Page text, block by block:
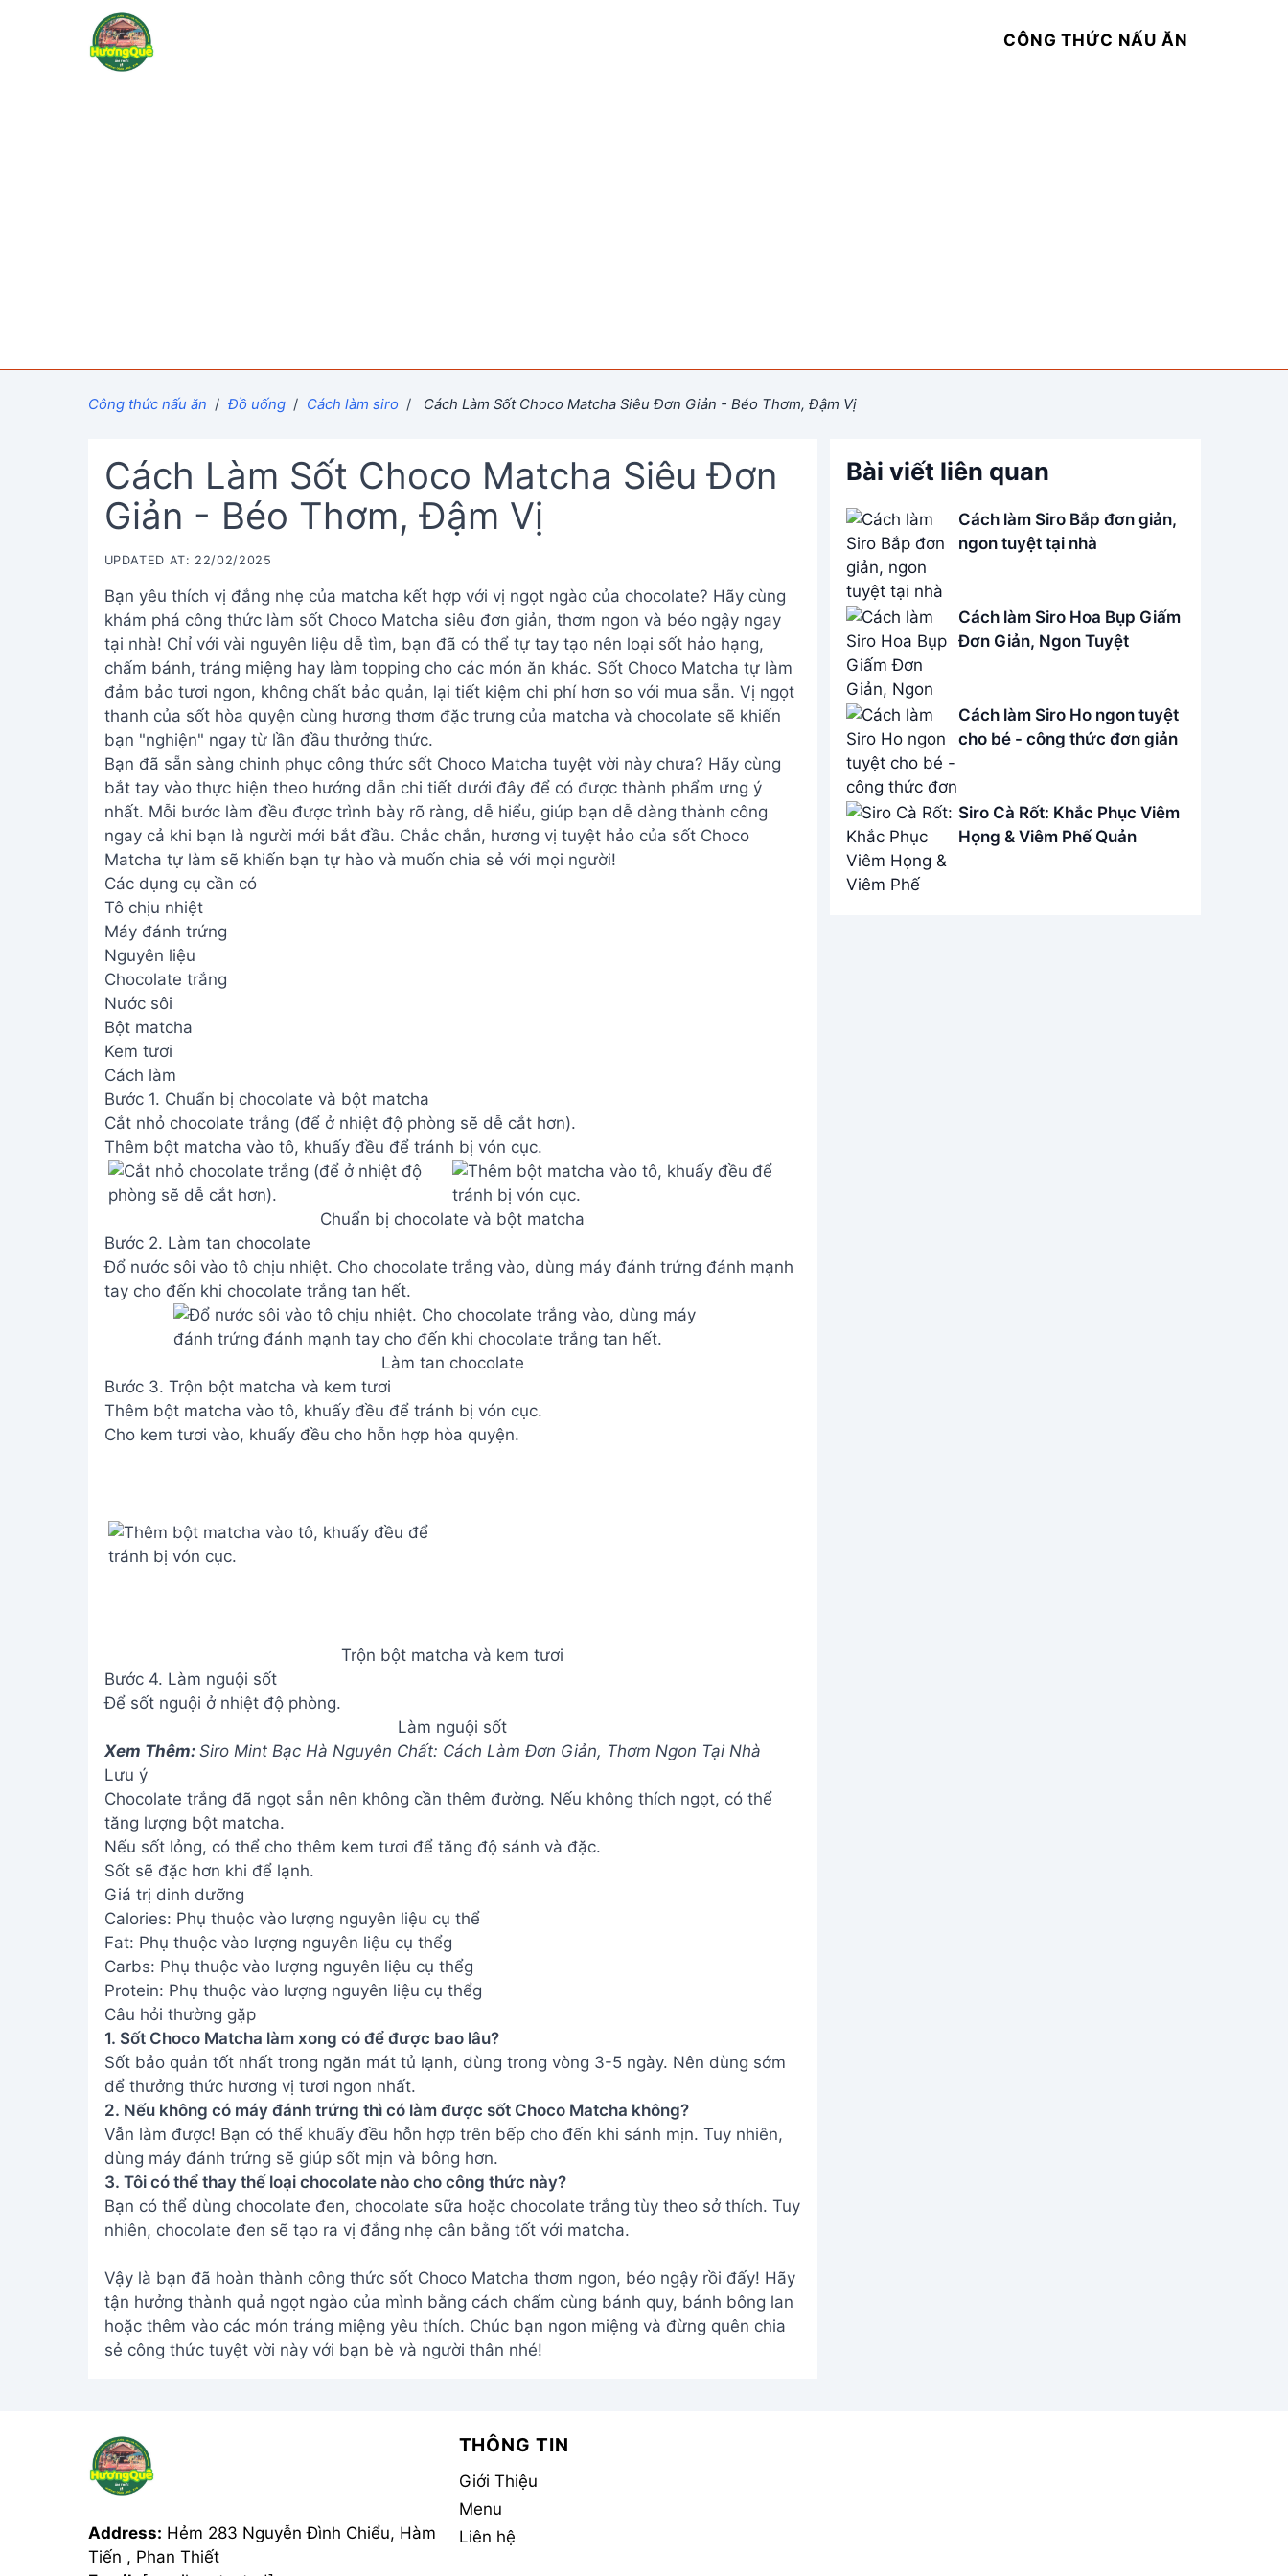
CÔNG THỨC NẤU ĂN
Công thức nấu ăn / Đồ uống / Cách làm siro / Cách Làm Sốt Choco Matcha Siêu Đơn Giản - Béo Thơm, Đậm Vị
Cách Làm Sốt Choco Matcha Siêu Đơn
Giản - Béo Thơm, Đậm Vị
UPDATED AT: 22/02/2025
Bạn yêu thích vị đắng nhẹ của matcha kết hợp với vị ngọt ngào của chocolate? Hãy cùng
khám phá công thức làm sốt Choco Matcha siêu đơn giản, thơm ngon và béo ngậy ngay
tại nhà! Chỉ với vài nguyên liệu dễ tìm, bạn đã có thể tự tay tạo nên loại sốt hảo hạng,
chấm bánh, tráng miệng hay làm topping cho các món ăn khác. Sốt Choco Matcha tự làm
đảm bảo tươi ngon, không chất bảo quản, lại tiết kiệm chi phí hơn so với mua sẵn. Vị ngọt
thanh của sốt hòa quyện cùng hương thơm đặc trưng của matcha và chocolate sẽ khiến
bạn "nghiện" ngay từ lần đầu thưởng thức.
Bạn đã sẵn sàng chinh phục công thức sốt Choco Matcha tuyệt vời này chưa? Hãy cùng
bắt tay vào thực hiện theo hướng dẫn chi tiết dưới đây để có được thành phẩm ưng ý
nhất. Mỗi bước làm đều được trình bày rõ ràng, dễ hiểu, giúp bạn dễ dàng thành công
ngay cả khi bạn là người mới bắt đầu. Chắc chắn, hương vị tuyệt hảo của sốt Choco
Matcha tự làm sẽ khiến bạn tự hào và muốn chia sẻ với mọi người!
Các dụng cụ cần có
Tô chịu nhiệt
Máy đánh trứng
Nguyên liệu
Chocolate trắng
Nước sôi
Bột matcha
Kem tươi
Cách làm
Bước 1. Chuẩn bị chocolate và bột matcha
Cắt nhỏ chocolate trắng (để ở nhiệt độ phòng sẽ dễ cắt hơn).
Thêm bột matcha vào tô, khuấy đều để tránh bị vón cục.
Chuẩn bị chocolate và bột matcha
Bước 2. Làm tan chocolate
Đổ nước sôi vào tô chịu nhiệt. Cho chocolate trắng vào, dùng máy đánh trứng đánh mạnh
tay cho đến khi chocolate trắng tan hết.
Làm tan chocolate
Bước 3. Trộn bột matcha và kem tươi
Thêm bột matcha vào tô, khuấy đều để tránh bị vón cục.
Cho kem tươi vào, khuấy đều cho hỗn hợp hòa quyện.
Trộn bột matcha và kem tươi
Bước 4. Làm nguội sốt
Để sốt nguội ở nhiệt độ phòng.
Làm nguội sốt
Xem Thêm: Siro Mint Bạc Hà Nguyên Chất: Cách Làm Đơn Giản, Thơm Ngon Tại Nhà
Lưu ý
Chocolate trắng đã ngọt sẵn nên không cần thêm đường. Nếu không thích ngọt, có thể
tăng lượng bột matcha.
Nếu sốt lỏng, có thể cho thêm kem tươi để tăng độ sánh và đặc.
Sốt sẽ đặc hơn khi để lạnh.
Giá trị dinh dưỡng
Calories: Phụ thuộc vào lượng nguyên liệu cụ thể
Fat: Phụ thuộc vào lượng nguyên liệu cụ thểg
Carbs: Phụ thuộc vào lượng nguyên liệu cụ thểg
Protein: Phụ thuộc vào lượng nguyên liệu cụ thểg
Câu hỏi thường gặp
1. Sốt Choco Matcha làm xong có để được bao lâu?
Sốt bảo quản tốt nhất trong ngăn mát tủ lạnh, dùng trong vòng 3-5 ngày. Nên dùng sớm
để thưởng thức hương vị tươi ngon nhất.
2. Nếu không có máy đánh trứng thì có làm được sốt Choco Matcha không?
Vẫn làm được! Bạn có thể khuấy đều hỗn hợp trên bếp cho đến khi sánh mịn. Tuy nhiên,
dùng máy đánh trứng sẽ giúp sốt mịn và bông hơn.
3. Tôi có thể thay thế loại chocolate nào cho công thức này?
Bạn có thể dùng chocolate đen, chocolate sữa hoặc chocolate trắng tùy theo sở thích. Tuy
nhiên, chocolate đen sẽ tạo ra vị đắng nhẹ cân bằng tốt với matcha.
Vậy là bạn đã hoàn thành công thức sốt Choco Matcha thơm ngon, béo ngậy rồi đấy! Hãy
tận hưởng thành quả ngọt ngào của mình bằng cách chấm cùng bánh quy, bánh bông lan
hoặc thêm vào các món tráng miệng yêu thích. Chúc bạn ngon miệng và đừng quên chia
sẻ công thức tuyệt vời này với bạn bè và người thân nhé!
Bài viết liên quan
Cách làm Siro Bắp đơn giản,
ngon tuyệt tại nhà
Cách làm Siro Hoa Bụp Giấm
Đơn Giản, Ngon Tuyệt
Cách làm Siro Ho ngon tuyệt
cho bé - công thức đơn giản
Siro Cà Rốt: Khắc Phục Viêm
Họng & Viêm Phế Quản
Address: Hẻm 283 Nguyễn Đình Chiểu, Hàm
Tiến , Phan Thiết
THÔNG TIN
Giới Thiệu
Menu
Liên hệ